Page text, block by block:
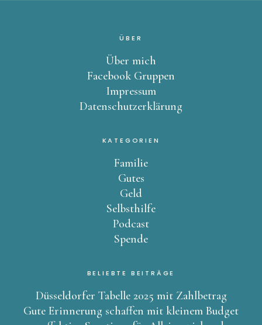
ÜBER
Über mich
Facebook Gruppen
Impressum
Datenschutzerklärung
KATEGORIEN
Familie
Gutes
Geld
Selbsthilfe
Podcast
Spende
BELIEBTE BEITRÄGE
Düsseldorfer Tabelle 2025 mit Zahlbetrag
Gute Erinnerung schaffen mit kleinem Budget